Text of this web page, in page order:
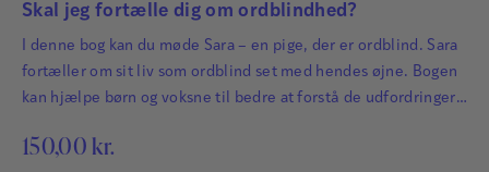
Skal jeg fortælle dig om ordblindhed?
I denne bog kan du møde Sara – en pige, der er ordblind. Sara
fortæller om sit liv som ordblind set med hendes øjne. Bogen
kan hjælpe børn og voksne til bedre at forstå de udfordringer,
150,00 kr.